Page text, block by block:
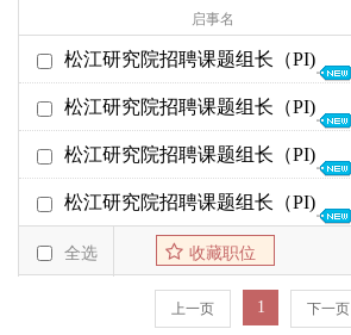
启事名
部门名
截至日期
发布时间
松江研究院招聘课题组长（PI)
松江研究院
26年02月28日 01-21
松江研究院招聘课题组长（PI)
松江研究院
25年02月07日 01-06
松江研究院招聘课题组长（PI)
松江研究院
24年06月30日 02-20
松江研究院招聘课题组长（PI)
松江研究院
23年03月30日 03-09
全选 收藏职位
上一页 1 下一页